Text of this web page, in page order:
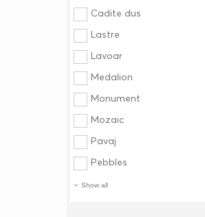
Cadite dus
Lastre
Lavoar
Medalion
Monument
Mozaic
Pavaj
Pebbles
Show all